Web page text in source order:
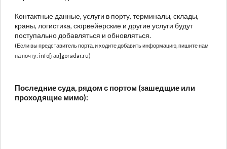
Контактные данные, услуги в порту, терминалы, склады,
краны, логистика, сюрвейерские и другие услуги будут
поступально добавляться и обновляться.
(Если вы представитель порта, и ходите добавить информацию, пишите нам
на почту: info[гав]goradar.ru)
Последние суда, рядом с портом (зашедщие или
проходящие мимо):